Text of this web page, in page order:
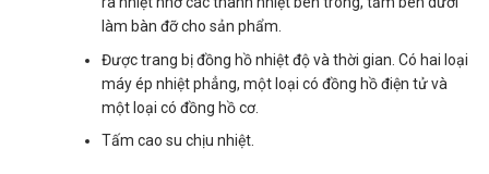
làm bàn đỡ cho sản phẩm.
Được trang bị đồng hồ nhiệt độ và thời gian. Có hai loại
máy ép nhiệt phẳng, một loại có đồng hồ điện tử và
một loại có đồng hồ cơ.
Tấm cao su chịu nhiệt.